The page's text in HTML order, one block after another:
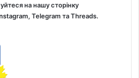
на нашу сторінку
Telegram таThreads.